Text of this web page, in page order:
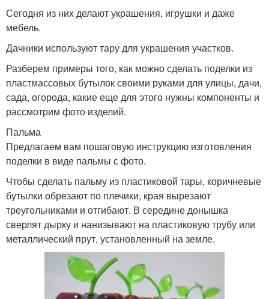
Сегодня из них делают украшения, игрушки и даже
мебель.
Дачники используют тару для украшения участков.
Разберем примеры того, как можно сделать поделки из
пластмассовых бутылок своими руками для улицы, дачи,
сада, огорода, какие еще для этого нужны компоненты и
рассмотрим фото изделий.
Пальма
Предлагаем вам пошаговую инструкцию изготовления
поделки в виде пальмы с фото.
Чтобы сделать пальму из пластиковой тары, коричневые
бутылки обрезают по плечики, края вырезают
треугольниками и отгибают. В середине донышка
сверлят дырку и нанизывают на пластиковую трубу или
металлический прут, установленный на земле.